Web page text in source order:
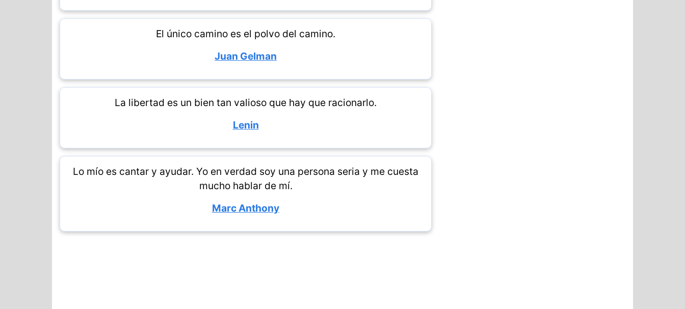
El único camino es el polvo del camino.
Juan Gelman
La libertad es un bien tan valioso que hay que racionarlo.
Lenin
Lo mío es cantar y ayudar. Yo en verdad soy una persona seria y me cuesta
mucho hablar de mí.
Marc Anthony